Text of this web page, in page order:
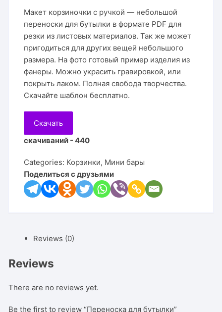
Макет корзиночки с ручкой — небольшой
переноски для бутылки в формате PDF для
резки из листовых материалов. Так же может
пригодиться для других вещей небольшого
размера. На фото готовый пример изделия из
фанеры. Можно украсить гравировкой, или
покрыть лаком. Полная свобода творчества.
Скачайте шаблон бесплатно.
Скачать
скачиваний - 440
Categories: Корзинки, Мини бары
Поделиться с друзьями
Reviews (0)
Reviews
There are no reviews yet.
Be the first to review “Переноска для бутылки”